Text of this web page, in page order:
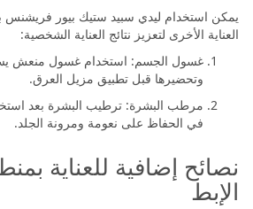
يمكن استخدام ليدي سبيد ستيك بيور فريشنس
العناية الأخرى لتعزيز نتائج العناية الشخصية:
غسول الجسم: استخدام غسول منعش
وتحضيرها قبل تطبيق مزيل العرق.
مرطب البشرة: ترطيب البشرة بعد
في الحفاظ على نعومة ومرونة الجلد.
نصائح إضافية للعناية
الإبط